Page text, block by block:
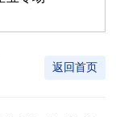
返回首页